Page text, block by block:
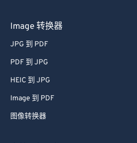
Image 转换器
JPG 到 PDF
PDF 到 JPG
HEIC 到 JPG
Image 到 PDF
图像转换器